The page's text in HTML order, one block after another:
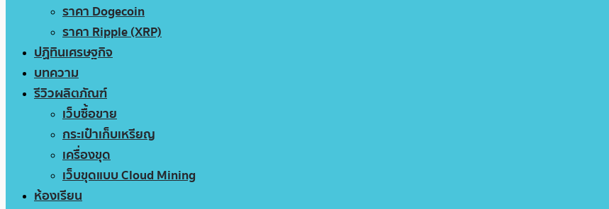
ราคา Dogecoin
ราคา Ripple (XRP)
ปฏิทินเศรษฐกิจ
บทความ
รีวิวผลิตภัณฑ์
เว็บซื้อขาย
กระเป๋าเก็บเหรียญ
เครื่องขุด
เว็บขุดแบบ Cloud Mining
ห้องเรียน